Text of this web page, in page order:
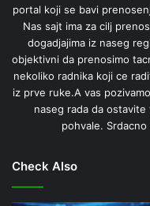
portal koji se bavi
Nas sajt ima za cilj
dogadjajima iz naseg
objektivni da prenosimo
nekoliko radnika koji ce
iz prve ruke.A vas
naseg rada da
pohvale.
Check Also